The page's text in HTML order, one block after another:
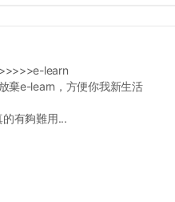
learn
棄e-learn，方便你我新生活
有夠難用...